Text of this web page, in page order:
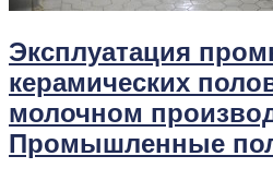
Эксплуатация
керамических
молочном
Промышленные